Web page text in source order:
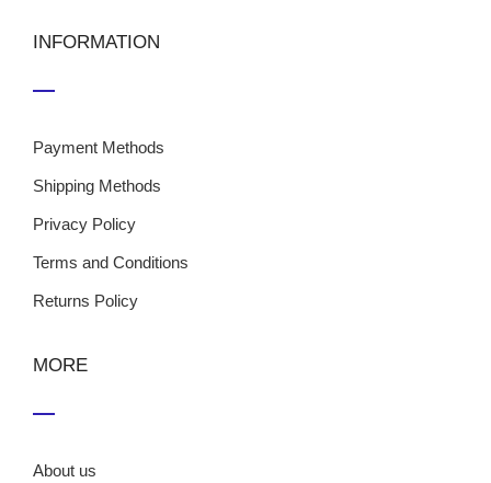
INFORMATION
Payment Methods
Shipping Methods
Privacy Policy
Terms and Conditions
Returns Policy
MORE
About us